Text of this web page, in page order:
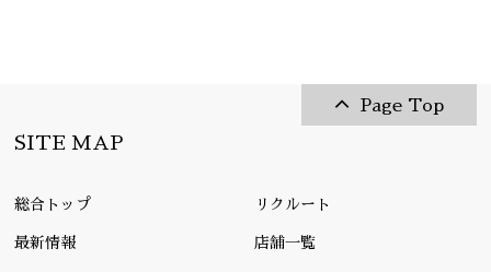
Page Top
SITE MAP
総合トップ リクルート
最新情報 店舗一覧